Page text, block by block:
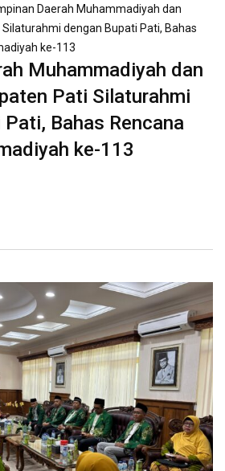
Daerah Muhammadiyah dan
dengan Bupati Pati, Bahas
ke-113
Muhammadiyah dan
Pati Silaturahmi
Bahas Rencana
ke-113